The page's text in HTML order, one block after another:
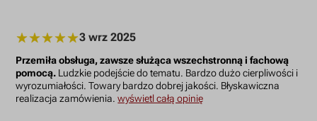
3 wrz 2025
Przemiła obsługa, zawsze służąca wszechstronną i fachową
pomocą. Ludzkie podejście do tematu. Bardzo dużo cierpliwości i
wyrozumiałości. Towary bardzo dobrej jakości. Błyskawiczna
realizacja zamówienia.wyświetl całą opinię